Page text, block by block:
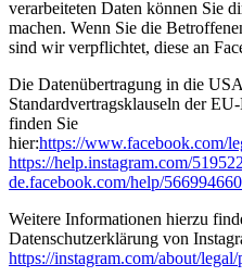
verarbeiteten Daten können Sie
machen. Wenn Sie die
sind wir verpflichtet, diese an
Die Datenübertragung in die
Standardvertragsklauseln der
finden Sie
hier:https://www.facebook.com/
https://help.instagram.com/
de.facebook.com/help/
Weitere Informationen hierzu
Datenschutzerklärung von
https://instagram.com/about/